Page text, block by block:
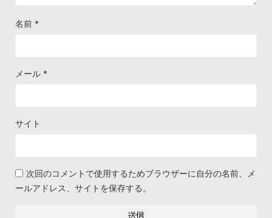
名前 *
メール *
サイト
次回のコメントで使用するためブラウザーに自分の名前、メ
ールアドレス、サイトを保存する。